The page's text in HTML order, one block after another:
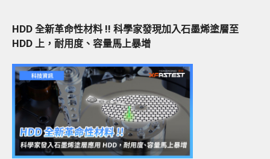
HDD 全新革命性材料 !! 科學家發現加入石墨烯塗層至
HDD 上，耐用度、容量馬上暴增